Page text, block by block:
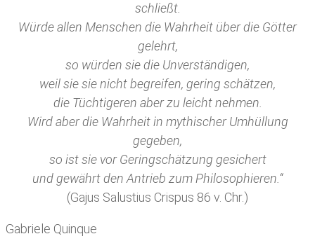
schließt.
Würde allen Menschen die Wahrheit über die Götter
gelehrt,
so würden sie die Unverständigen,
weil sie sie nicht begreifen, gering schätzen,
die Tüchtigeren aber zu leicht nehmen.
Wird aber die Wahrheit in mythischer Umhüllung
gegeben,
so ist sie vor Geringschätzung gesichert
und gewährt den Antrieb zum Philosophieren.“
(Gajus Salustius Crispus 86 v. Chr.)
Gabriele Quinque